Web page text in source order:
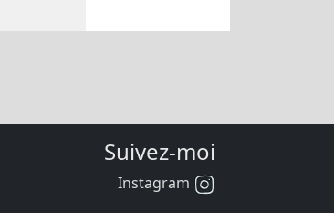
Suivez-moi
Instagram